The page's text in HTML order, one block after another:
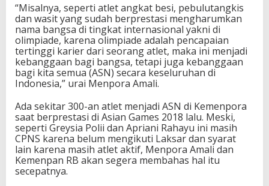
i
n
n
y
a
“Misalnya, seperti atlet angkat besi, pebulutangkis
dan wasit yang sudah berprestasi mengharumkan
nama bangsa di tingkat internasional yakni di
olimpiade, karena olimpiade adalah pencapaian
tertinggi karier dari seorang atlet, maka ini menjadi
kebanggaan bagi bangsa, tetapi juga kebanggaan
bagi kita semua (ASN) secara keseluruhan di
Indonesia,” urai Menpora Amali.
Ada sekitar 300-an atlet menjadi ASN di Kemenpora
saat berprestasi di Asian Games 2018 lalu. Meski,
seperti Greysia Polii dan Apriani Rahayu ini masih
CPNS karena belum mengikuti Laksar dan syarat
lain karena masih atlet aktif, Menpora Amali dan
Kemenpan RB akan segera membahas hal itu
secepatnya.